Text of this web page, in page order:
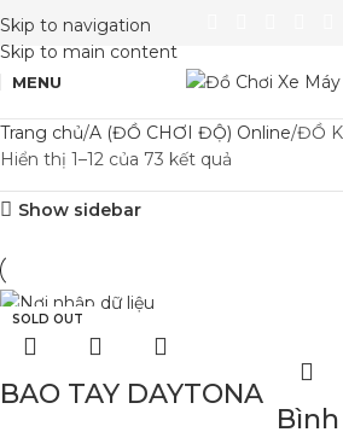
Skip to navigation
Skip to main content
MENU
Trang chủ A (ĐỒ CHƠI ĐỘ) Online ĐỒ
Hiển thị 1–12 của 73 kết quả
Show sidebar
SOLD OUT
BAO TAY DAYTONA